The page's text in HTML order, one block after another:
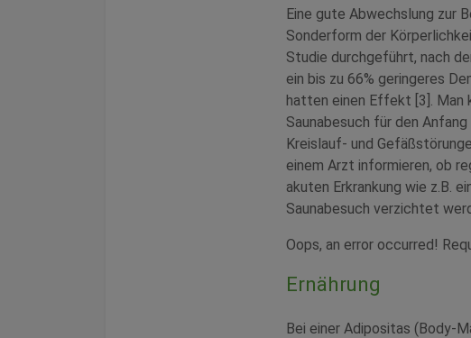
Eine gute Abwechslung zur
Sonderform der
Studie durchgeführt, nach
ein bis zu 66% geringeres
hatten einen Effekt [3]. Man
Saunabesuch für den
Kreislauf- und
einem Arzt informieren, ob
akuten Erkrankung wie z.B.
Saunabesuch verzichtet
Oops, an error occurred!
Ernährung
Bei einer Adipositas (Body-